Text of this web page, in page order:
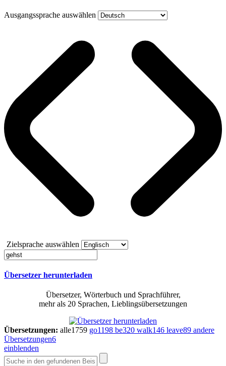
Ausgangssprache auswählen
Zielsprache auswählen
Übersetzer herunterladen
Übersetzer, Wörterbuch und Sprachführer,
mehr als 20 Sprachen, Lieblingsübersetzungen
Übersetzungen: alle1759 go1198 be320 walk146 leave89 andere
Übersetzungen6
einblenden